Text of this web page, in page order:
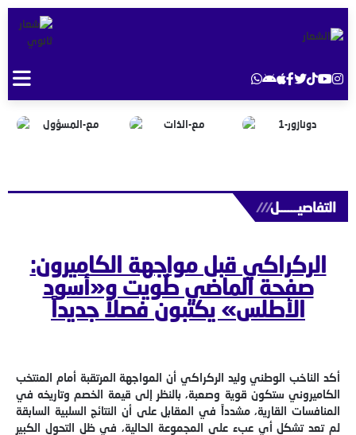
التفاصيــــــل///
الركراكي قبل مواجهة الكاميرون:
صفحة الماضي طُويت و«أسود
الأطلس» يكتبون فصلاً جديداً
أكد الناخب الوطني وليد الركراكي أن المواجهة المرتقبة أمام المنتخب
الكاميروني ستكون قوية وصعبة، بالنظر إلى قيمة الخصم وتاريخه في
المنافسات القارية، مشدداً في المقابل على أن النتائج السلبية السابقة
لم تعد تشكل أي عبء على المجموعة الحالية، في ظل التحول الكبير